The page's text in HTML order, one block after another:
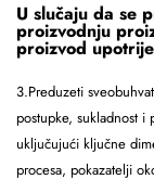
U slučaju da se
proizvodnju
proizvod
3.Preduzeti
postupke, sukladnost i
uključujući ključne
procesa, pokazatelji